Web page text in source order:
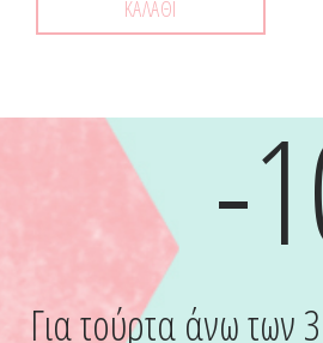
ΚΑΛΆΘΙ
-
Για τούρτα άνω των